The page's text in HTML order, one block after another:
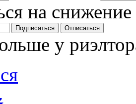
на
у